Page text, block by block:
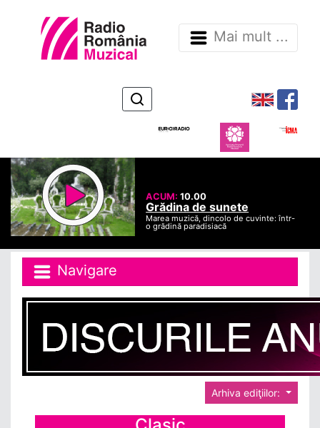
Mai mult ...
ACUM:10.00
Grădina de sunete
Marea muzică, dincolo de cuvinte: într-
o grădină paradisiacă
Navigare
Arhiva ediţiilor: